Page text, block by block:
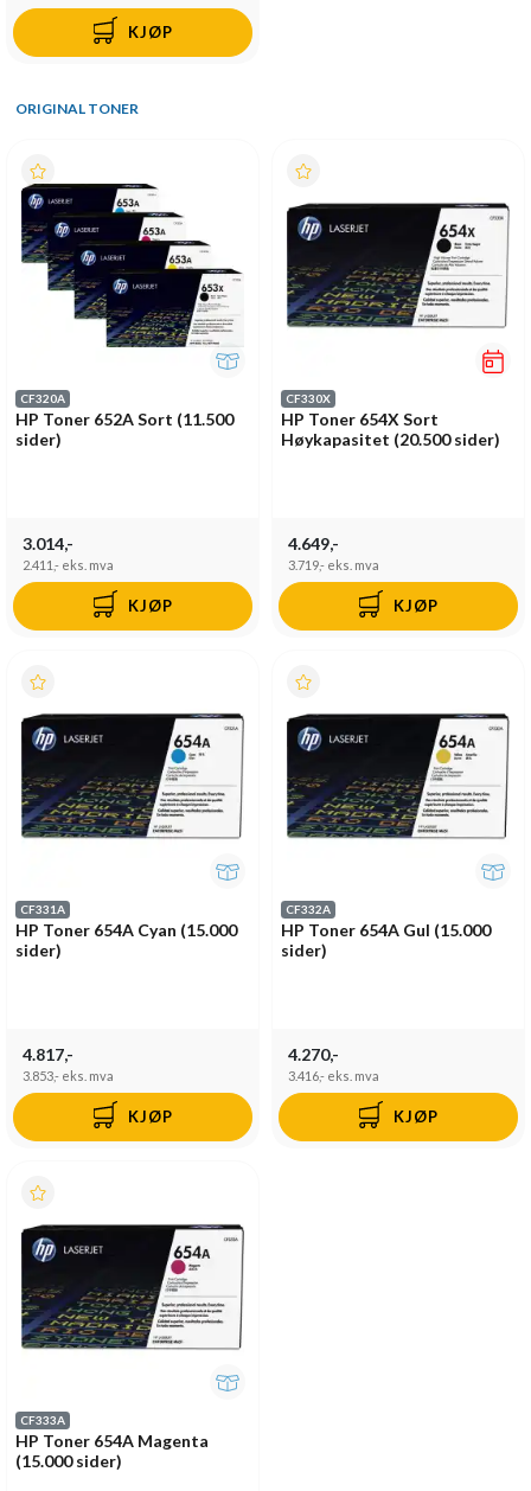
KJØP
ORIGINAL TONER
CF320A
HP Toner 652A Sort (11.500
sider)
3.014,-
2.411,- eks. mva
KJØP
CF330X
HP Toner 654X Sort
Høykapasitet (20.500 sider)
4.649,-
3.719,- eks. mva
KJØP
CF331A
HP Toner 654A Cyan (15.000
sider)
4.817,-
3.853,- eks. mva
KJØP
CF332A
HP Toner 654A Gul (15.000
sider)
4.270,-
3.416,- eks. mva
KJØP
CF333A
HP Toner 654A Magenta
(15.000 sider)